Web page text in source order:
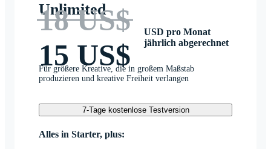
Unlimited
18 US$
15 US$
USD pro Monat
jährlich abgerechnet
Für größere Kreative, die in großem Maßstab
produzieren und kreative Freiheit verlangen
7-Tage kostenlose Testversion
Alles in Starter, plus: